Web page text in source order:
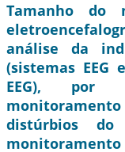
Tamanho do
análise da
(sistemas EEG
EEG), por
distúrbios